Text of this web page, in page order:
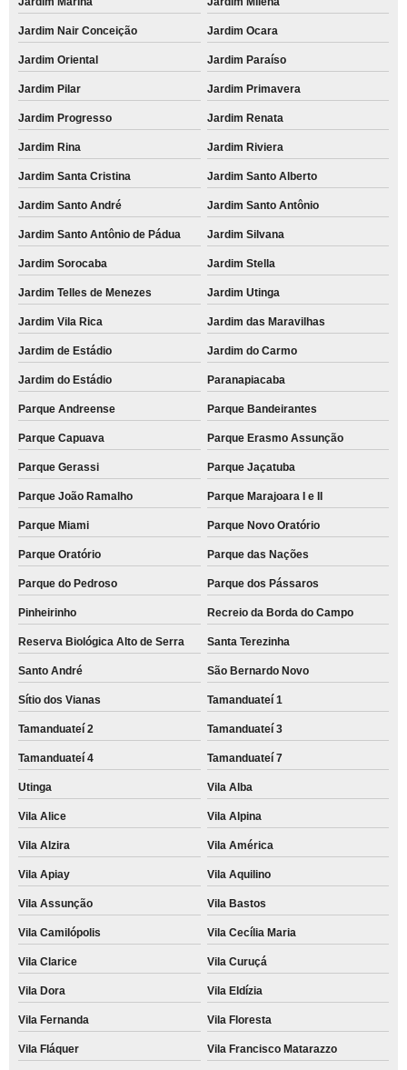
Jardim Nair Conceição Jardim Ocara
Jardim Oriental Jardim Paraíso
Jardim Pilar Jardim Primavera
Jardim Progresso Jardim Renata
Jardim Rina Jardim Riviera
Jardim Santa Cristina Jardim Santo Alberto
Jardim Santo André Jardim Santo Antônio
Jardim Santo Antônio de Pádua Jardim Silvana
Jardim Sorocaba Jardim Stella
Jardim Telles de Menezes Jardim Utinga
Jardim Vila Rica Jardim das Maravilhas
Jardim de Estádio Jardim do Carmo
Jardim do Estádio Paranapiacaba
Parque Andreense Parque Bandeirantes
Parque Capuava Parque Erasmo Assunção
Parque Gerassi Parque Jaçatuba
Parque João Ramalho Parque Marajoara I e II
Parque Miami Parque Novo Oratório
Parque Oratório Parque das Nações
Parque do Pedroso Parque dos Pássaros
Pinheirinho Recreio da Borda do Campo
Reserva Biológica Alto de Serra Santa Terezinha
Santo André São Bernardo Novo
Sítio dos Vianas Tamanduateí 1
Tamanduateí 2 Tamanduateí 3
Tamanduateí 4 Tamanduateí 7
Utinga Vila Alba
Vila Alice Vila Alpina
Vila Alzira Vila América
Vila Apiay Vila Aquilino
Vila Assunção Vila Bastos
Vila Camilópolis Vila Cecília Maria
Vila Clarice Vila Curuçá
Vila Dora Vila Eldízia
Vila Fernanda Vila Floresta
Vila Fláquer Vila Francisco Matarazzo